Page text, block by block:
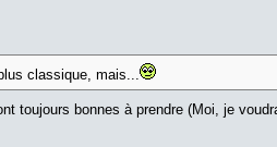
classique, mais...
toujours bonnes à prendre (Moi, je